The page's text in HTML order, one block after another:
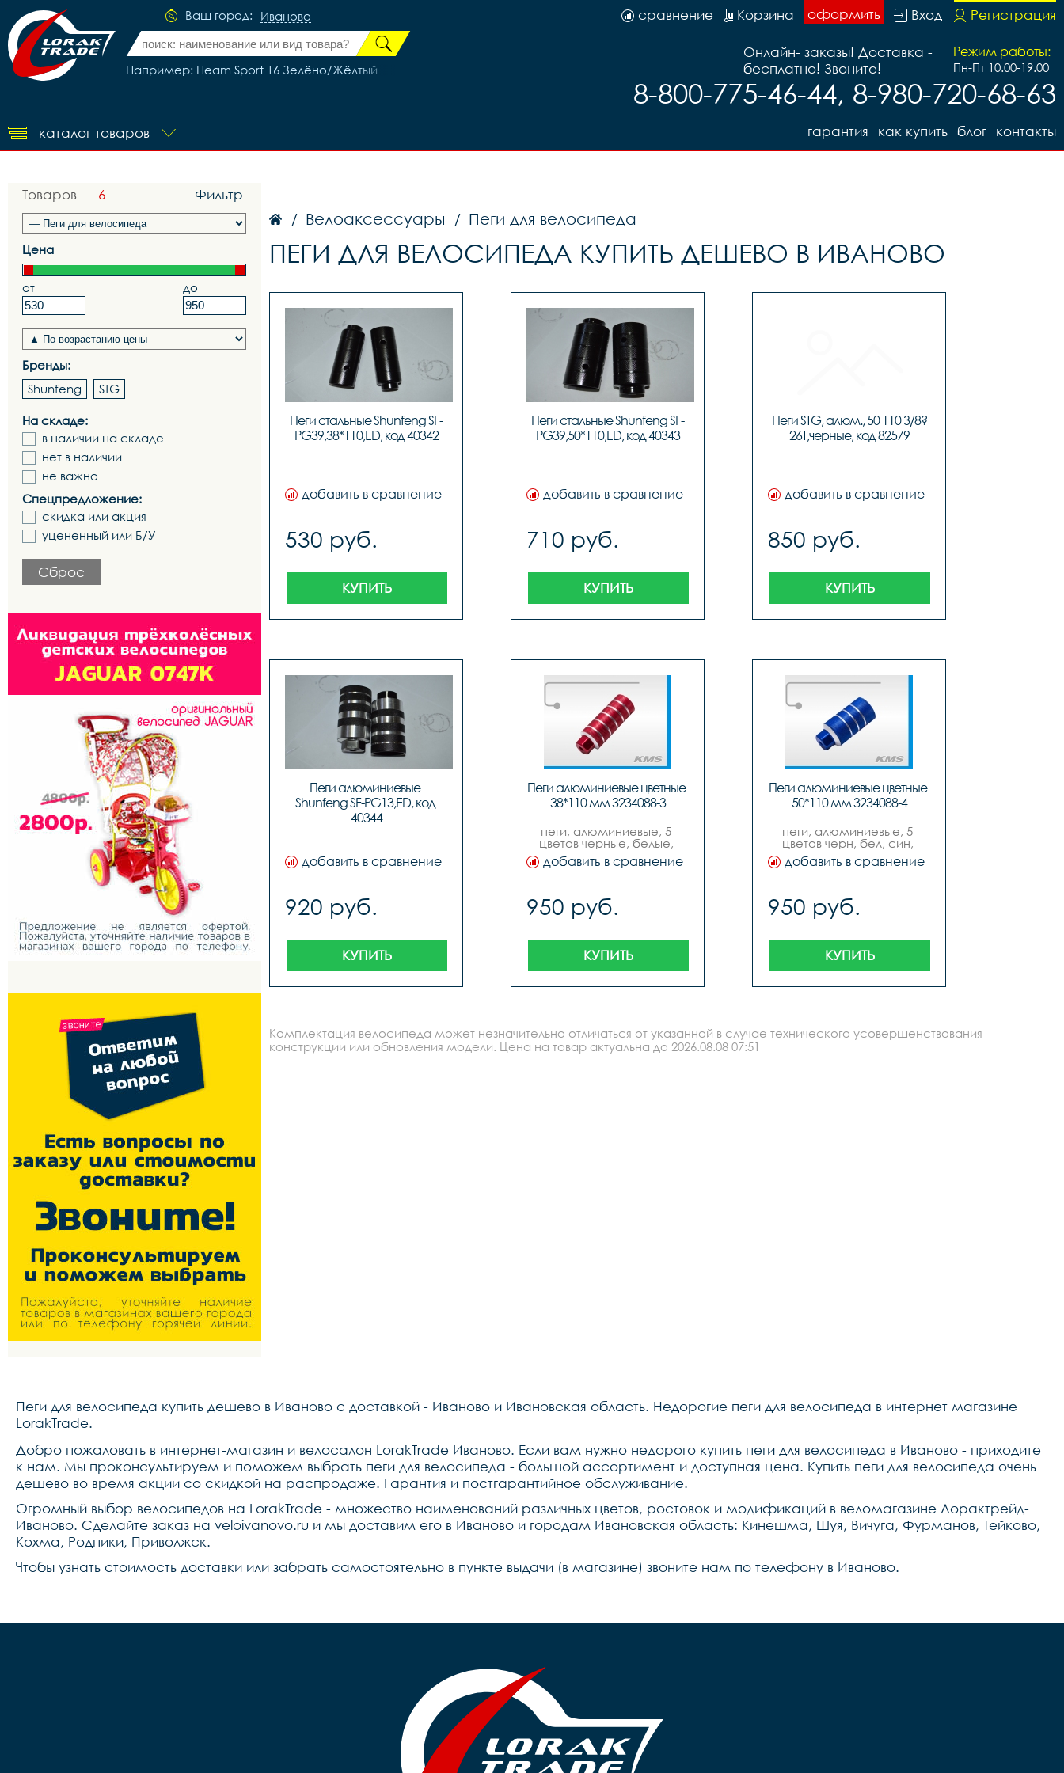
Ваш город: Иваново
Например: Heam Sport 16 Зелёно/Жёлтый
Регистрация
Вход
оформить
Корзина
сравнение
Режим работы:
Пн-Пт 10.00-19.00
Онлайн- заказы! Доставка -
бесплатно! Звоните!
8-800-775-46-44, 8-980-720-68-63
каталог товаров контакты
блог
как купить
гарантия
Товаров — 6 Фильтр
Цена
от до
Бренды:
Shunfeng
STG
На складе:
в наличии на складе
нет в наличии
не важно
Спецпредложение:
скидка или акция
уцененный или Б/У
Сброс
/ Велоаксессуары / Пеги для велосипеда
ПЕГИ ДЛЯ ВЕЛОСИПЕДА КУПИТЬ ДЕШЕВО В ИВАНОВО
Пеги стальные Shunfeng SF-
PG39,38*110,ED, код 40342
добавить в сравнение
530 руб.
КУПИТЬ
Пеги стальные Shunfeng SF-
PG39,50*110,ED, код 40343
добавить в сравнение
710 руб.
КУПИТЬ
Пеги STG, алюм., 50 110 3/8?
26T,черные, код 82579
добавить в сравнение
850 руб.
КУПИТЬ
Пеги алюминиевые
Shunfeng SF-PG13,ED, код
40344
добавить в сравнение
920 руб.
КУПИТЬ
Пеги алюминиевые цветные
38*110 мм 3234088-3
пеги, алюминиевые, 5
цветов черные, белые,
синие, красные, зеленые,
размер 38мм х 110мм.
добавить в сравнение
950 руб.
КУПИТЬ
Пеги алюминиевые цветные
50*110 мм 3234088-4
пеги, алюминиевые, 5
цветов черн, бел, син,
красн, зел, размер 50мм х
110мм.,
добавить в сравнение
950 руб.
КУПИТЬ
Комплектация велосипеда может незначительно отличаться от указанной в случае технического усовершенствования
конструкции или обновления модели. Цена на товар актуальна до 2026.08.08 07:51
Пеги для велосипеда купить дешево в Иваново с доставкой - Иваново и Ивановская область. Недорогие пеги для велосипеда в интернет магазине
LorakTrade.
Добро пожаловать в интернет-магазин и велосалон LorakTrade Иваново. Если вам нужно недорого купить пеги для велосипеда в Иваново - приходите
к нам. Мы проконсультируем и поможем выбрать пеги для велосипеда - большой ассортимент и доступная цена. Купить пеги для велосипеда очень
дешево во время акции со скидкой на распродаже. Гарантия и постгарантийное обслуживание.
Огромный выбор велосипедов на LorakTrade - множество наименований различных цветов, ростовок и модификаций в веломагазине Лорактрейд-
Иваново. Сделайте заказ на veloivanovo.ru и мы доставим его в Иваново и городам Ивановская область: Кинешма, Шуя, Вичуга, Фурманов, Тейково,
Кохма, Родники, Приволжск.
Чтобы узнать стоимость доставки или забрать самостоятельно в пункте выдачи (в магазине) звоните нам по телефону в Иваново.